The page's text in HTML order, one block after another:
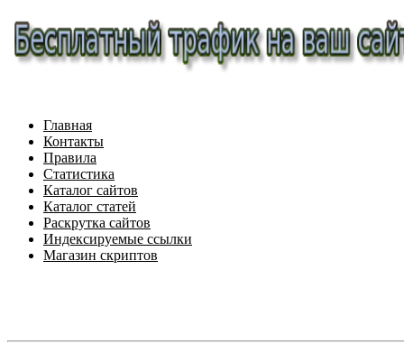
Главная
Контакты
Правила
Статистика
Каталог сайтов
Каталог статей
Раскрутка сайтов
Индексируемые ссылки
Магазин скриптов